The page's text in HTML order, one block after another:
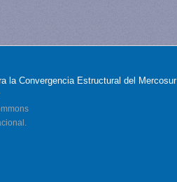
la Convergencia Estructural del Mercosur